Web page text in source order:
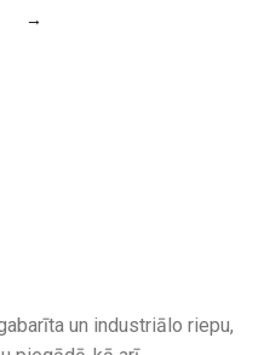
→
un industriālo riepu,